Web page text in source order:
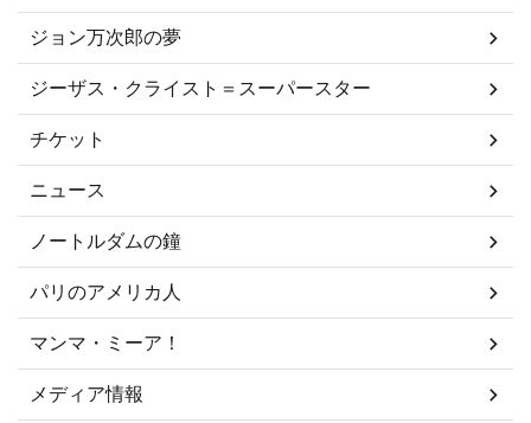
ジョン万次郎の夢
ジーザス・クライスト＝スーパースター
チケット
ニュース
ノートルダムの鐘
パリのアメリカ人
マンマ・ミーア！
メディア情報